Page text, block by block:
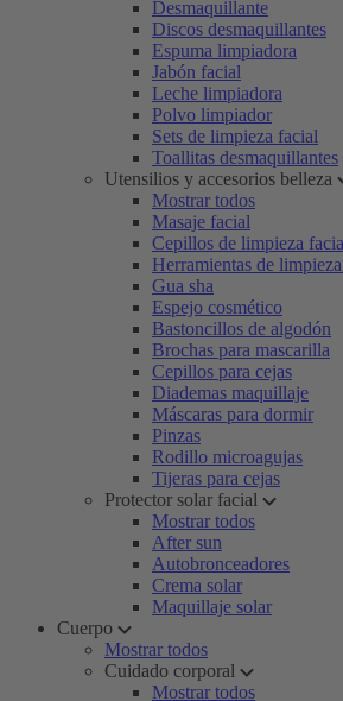
Desmaquillante
Discos desmaquillantes
Espuma limpiadora
Jabón facial
Leche limpiadora
Polvo limpiador
Sets de limpieza facial
Toallitas desmaquillantes
Utensilios y accesorios belleza
Mostrar todos
Masaje facial
Cepillos de limpieza
Herramientas de
Gua sha
Espejo cosmético
Bastoncillos de algodón
Brochas para mascarilla
Cepillos para cejas
Diademas maquillaje
Máscaras para dormir
Pinzas
Rodillo microagujas
Tijeras para cejas
Protector solar facial
Mostrar todos
After sun
Autobronceadores
Crema solar
Maquillaje solar
Cuerpo
Mostrar todos
Cuidado corporal
Mostrar todos